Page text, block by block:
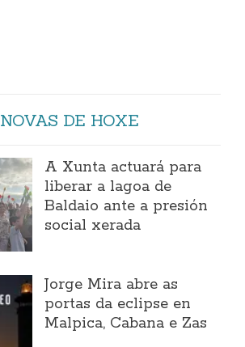
NOVAS DE HOXE
A Xunta actuará para
liberar a lagoa de
Baldaio ante a presión
social xerada
Jorge Mira abre as
portas da eclipse en
Malpica, Cabana e Zas